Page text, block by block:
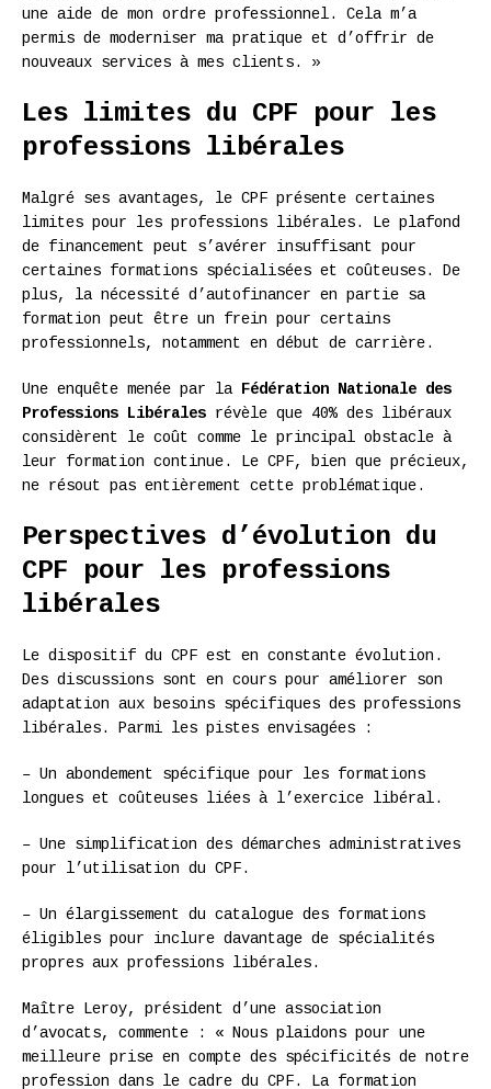
une aide de mon ordre professionnel. Cela m’a
permis de moderniser ma pratique et d’offrir de
nouveaux services à mes clients. »
Les limites du CPF pour les
professions libérales
Malgré ses avantages, le CPF présente certaines
limites pour les professions libérales. Le plafond
de financement peut s’avérer insuffisant pour
certaines formations spécialisées et coûteuses. De
plus, la nécessité d’autofinancer en partie sa
formation peut être un frein pour certains
professionnels, notamment en début de carrière.
Une enquête menée par la
Fédération Nationale des
Professions Libérales révèle que 40% des libéraux
considèrent le coût comme le principal obstacle à
leur formation continue. Le CPF, bien que précieux,
ne résout pas entièrement cette problématique.
Perspectives d’évolution du
CPF pour les professions
libérales
Le dispositif du CPF est en constante évolution.
Des discussions sont en cours pour améliorer son
adaptation aux besoins spécifiques des professions
libérales. Parmi les pistes envisagées :
– Un abondement spécifique pour les formations
longues et coûteuses liées à l’exercice libéral.
– Une simplification des démarches administratives
pour l’utilisation du CPF.
– Un élargissement du catalogue des formations
éligibles pour inclure davantage de spécialités
propres aux professions libérales.
Maître Leroy, président d’une association
d’avocats, commente : « Nous plaidons pour une
meilleure prise en compte des spécificités de notre
profession dans le cadre du CPF. La formation